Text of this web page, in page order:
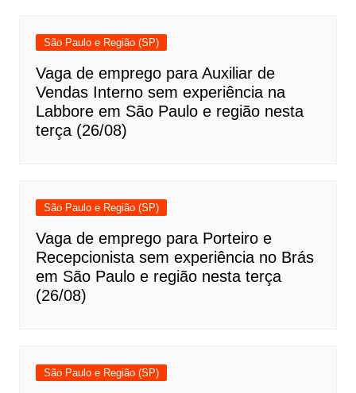
São Paulo e Região (SP)
Vaga de emprego para Auxiliar de
Vendas Interno sem experiência na
Labbore em São Paulo e região nesta
terça (26/08)
São Paulo e Região (SP)
Vaga de emprego para Porteiro e
Recepcionista sem experiência no Brás
em São Paulo e região nesta terça
(26/08)
São Paulo e Região (SP)